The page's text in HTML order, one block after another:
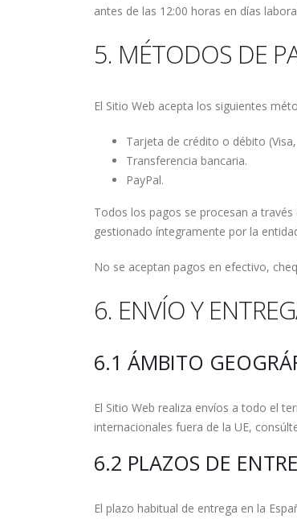
antes de las 12:00 horas en días
5. MÉTODOS DE
El Sitio Web acepta los siguientes
Tarjeta de crédito o débito
Transferencia bancaria.
PayPal.
Todos los pagos se procesan a
gestionado íntegramente por la
No se aceptan pagos en efectivo,
6. ENVÍO Y
6.1 ÁMBITO
El Sitio Web realiza envíos a todo el
internacionales fuera de la UE,
6.2 PLAZOS DE
El plazo habitual de entrega en la